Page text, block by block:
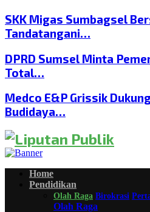
SKK Migas Sumbagsel
Tandatangani…
DPRD Sumsel Minta
Total…
Medco E&P Grissik
Budidaya…
Home
Pendidikan
Olah Raga Birokrasi
Olah Raga